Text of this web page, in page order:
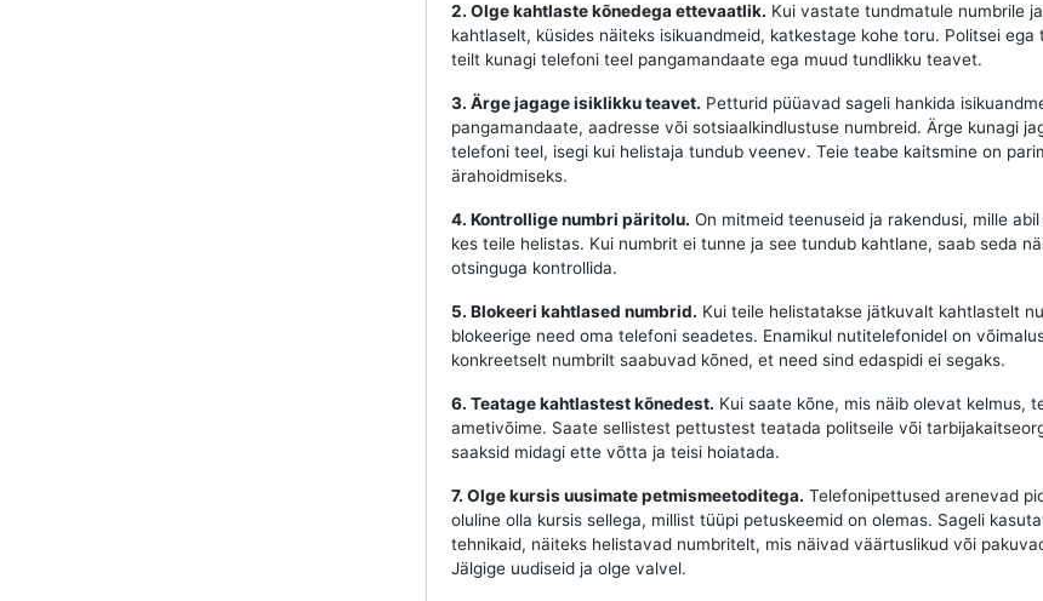
2. Olge kahtlaste kõnedega ettevaatlik. Kui vastate tundmatule numbrile
kahtlaselt, küsides näiteks isikuandmeid, katkestage kohe toru. Politsei ega
teilt kunagi telefoni teel pangamandaate ega muud tundlikku teavet.
3. Ärge jagage isiklikku teavet. Petturid püüavad sageli hankida
pangamandaate, aadresse või sotsiaalkindlustuse numbreid. Ärge kunagi
telefoni teel, isegi kui helistaja tundub veenev. Teie teabe kaitsmine on
ärahoidmiseks.
4. Kontrollige numbri päritolu. On mitmeid teenuseid ja rakendusi, mille
kes teile helistas. Kui numbrit ei tunne ja see tundub kahtlane, saab seda
otsinguga kontrollida.
5. Blokeeri kahtlased numbrid. Kui teile helistatakse jätkuvalt kahtlastelt
blokeerige need oma telefoni seadetes. Enamikul nutitelefonidel on
konkreetselt numbrilt saabuvad kõned, et need sind edaspidi ei segaks.
6. Teatage kahtlastest kõnedest. Kui saate kõne, mis näib olevat kelmus,
ametivõime. Saate sellistest pettustest teatada politseile või
saaksid midagi ette võtta ja teisi hoiatada.
7. Olge kursis uusimate petmismeetoditega. Telefonipettused arenevad
oluline olla kursis sellega, millist tüüpi petuskeemid on olemas. Sageli
tehnikaid, näiteks helistavad numbritelt, mis näivad väärtuslikud või
Jälgige uudiseid ja olge valvel.